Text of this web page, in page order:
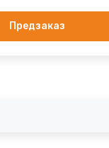
Предзаказ